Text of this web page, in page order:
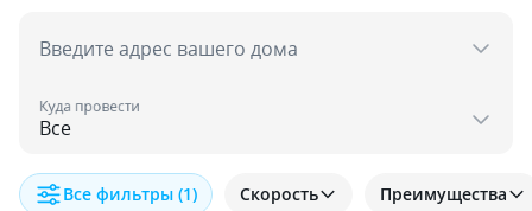
Введите адрес вашего дома
Куда провести
Все фильтры (1) Скорость Преимущества